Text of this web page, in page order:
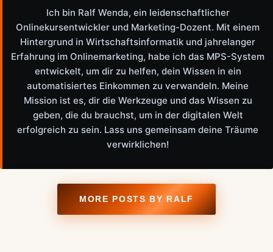
Ich bin Ralf Wenda, ein leidenschaftlicher
Onlinekursentwickler und Marketing-Dozent. Mit einem
Hintergrund in Wirtschaftsinformatik und jahrelanger
Erfahrung im Onlinemarketing, habe ich das MPS-System
entwickelt, um dir zu helfen, dein Wissen in ein
automatisiertes Einkommen zu verwandeln. Meine
Mission ist es, dir die Werkzeuge und das Wissen zu
geben, die du brauchst, um in der digitalen Welt
erfolgreich zu sein. Lass uns gemeinsam deine Träume
verwirklichen!
MORE POSTS BY RALF